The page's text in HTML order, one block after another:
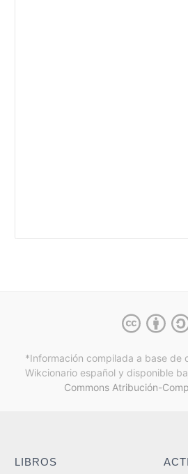
*Información compilada a base de
Wikcionario español y disponible
Commons Atribución-
LIBROS